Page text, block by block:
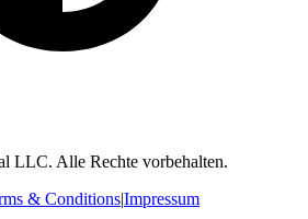
LLC. Alle Rechte vorbehalten.
& Conditions|Impressum